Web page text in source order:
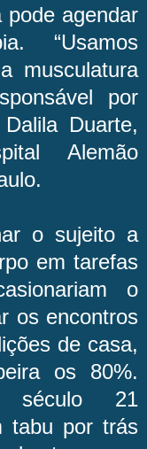
agendar
“Usamos
musculatura
por
Duarte,
Alemão
o sujeito a
em tarefas
o
os encontros
de casa,
os 80%.
século 21
tabu por trás